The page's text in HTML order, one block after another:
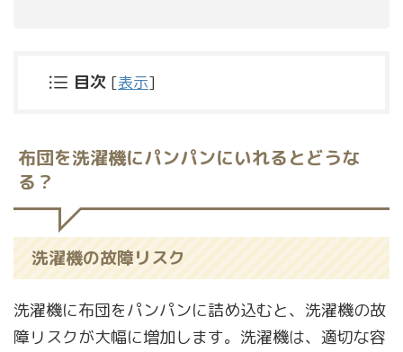
目次 [表示]
布団を洗濯機にパンパンにいれるとどうな
る？
洗濯機の故障リスク
洗濯機に布団をパンパンに詰め込むと、洗濯機の故
障リスクが大幅に増加します。洗濯機は、適切な容